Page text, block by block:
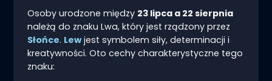
Osoby urodzone między 23 lipca a 22 sierpnia
należą do znaku Lwa, który jest rządzony przez
Słońce. Lewjest symbolem siły, determinacji i
kreatywności. Oto cechy charakterystyczne tego
znaku: